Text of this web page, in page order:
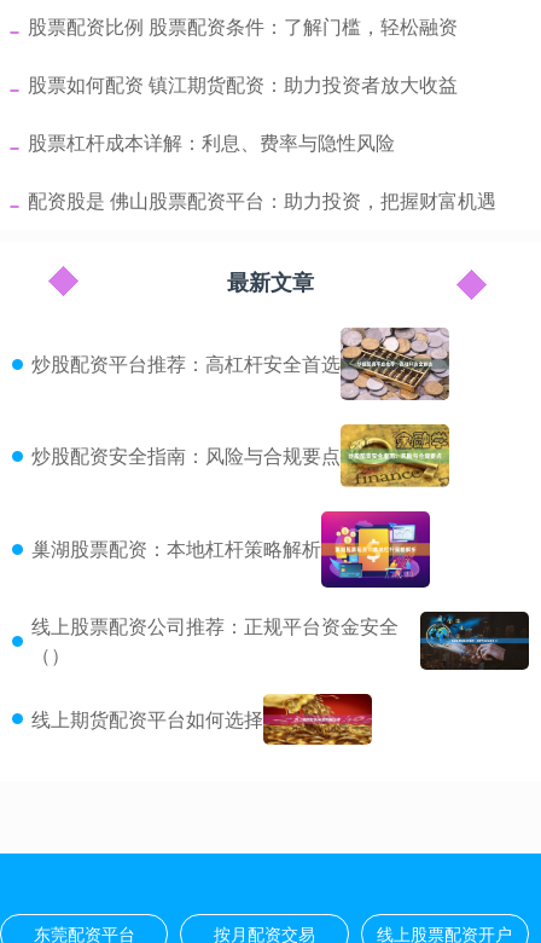
​股票配资比例 股票配资条件：了解门槛，轻松融资
​股票如何配资 镇江期货配资：助力投资者放大收益
​股票杠杆成本详解：利息、费率与隐性风险
​配资股是 佛山股票配资平台：助力投资，把握财富机遇
最新文章
炒股配资平台推荐：高杠杆安全首选
炒股配资安全指南：风险与合规要点
巢湖股票配资：本地杠杆策略解析
线上股票配资公司推荐：正规平台资金安全
（）
线上期货配资平台如何选择
东莞配资平台 按月配资交易 线上股票配资开户